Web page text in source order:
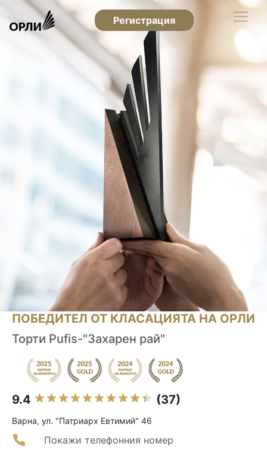
Регистрация
ПОБЕДИТЕЛ ОТ КЛАСАЦИЯТА НА ОРЛИ
Торти Pufis-"Захарен рай"
9.4 (37)
Варна, ул. "Патриарх Евтимий" 46
Покажи телефонния номер